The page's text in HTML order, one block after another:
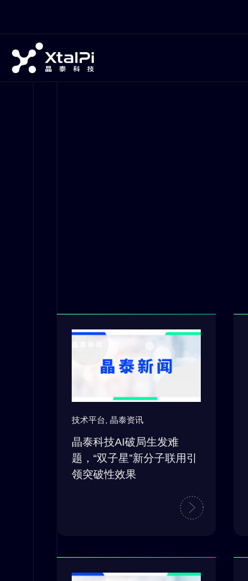
技术平台 晶泰资讯
晶泰科技AI破局生发难
题，“双子星”新分子联用引
领突破性效果